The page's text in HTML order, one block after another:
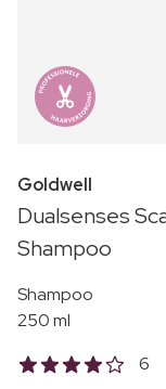
Goldwell
Dualsenses
Shampoo
Shampoo
250 ml
6